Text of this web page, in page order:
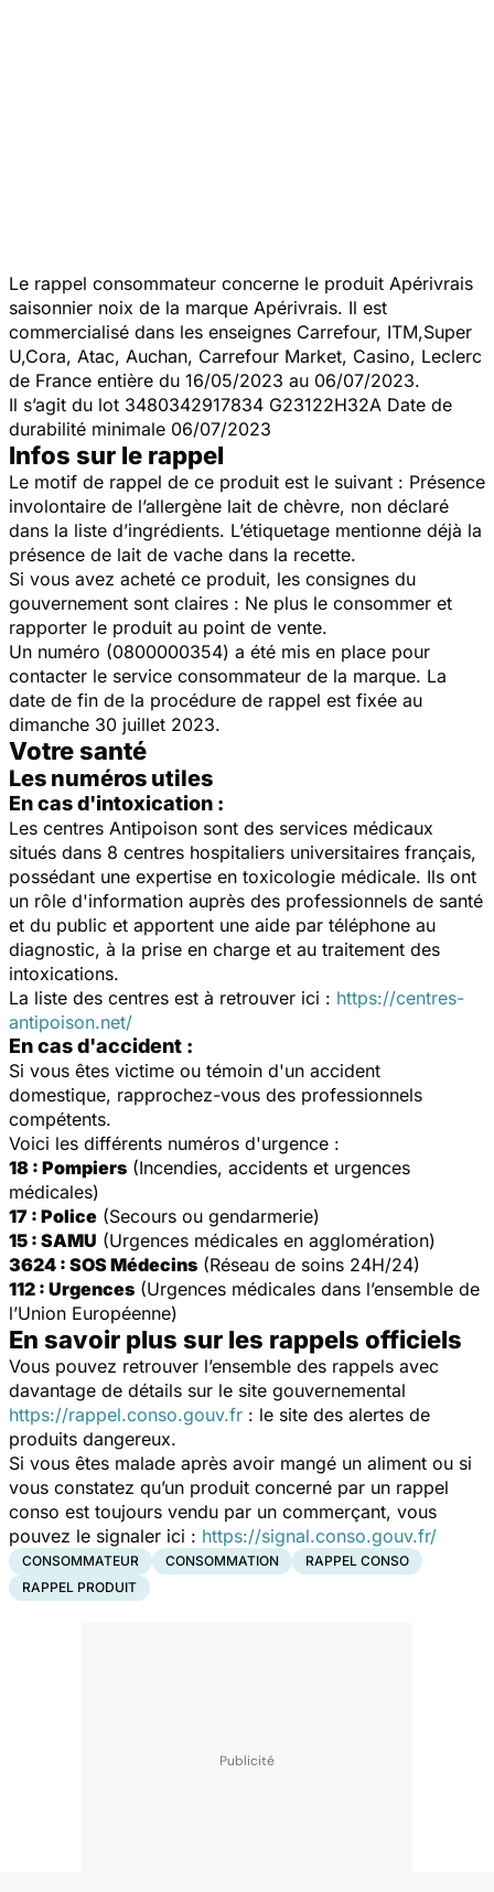
Le rappel consommateur concerne le produit Apérivrais
saisonnier noix de la marque Apérivrais. Il est
commercialisé dans les enseignes Carrefour, ITM,Super
U,Cora, Atac, Auchan, Carrefour Market, Casino, Leclerc
de France entière du 16/05/2023 au 06/07/2023.
Il s’agit du lot 3480342917834 G23122H32A Date de
durabilité minimale 06/07/2023
Infos sur le rappel
Le motif de rappel de ce produit est le suivant : Présence
involontaire de l’allergène lait de chèvre, non déclaré
dans la liste d’ingrédients. L’étiquetage mentionne déjà la
présence de lait de vache dans la recette.
Si vous avez acheté ce produit, les consignes du
gouvernement sont claires : Ne plus le consommer et
rapporter le produit au point de vente.
Un numéro (0800000354) a été mis en place pour
contacter le service consommateur de la marque. La
date de fin de la procédure de rappel est fixée au
dimanche 30 juillet 2023.
Votre santé
Les numéros utiles
En cas d'intoxication :
Les centres Antipoison sont des services médicaux
situés dans 8 centres hospitaliers universitaires français,
possédant une expertise en toxicologie médicale. Ils ont
un rôle d'information auprès des professionnels de santé
et du public et apportent une aide par téléphone au
diagnostic, à la prise en charge et au traitement des
intoxications.
La liste des centres est à retrouver ici : https://centres-
antipoison.net/
En cas d'accident :
Si vous êtes victime ou témoin d'un accident
domestique, rapprochez-vous des professionnels
compétents.
Voici les différents numéros d'urgence :
18 : Pompiers (Incendies, accidents et urgences
médicales)
17 : Police (Secours ou gendarmerie)
15 : SAMU (Urgences médicales en agglomération)
3624 : SOS Médecins (Réseau de soins 24H/24)
112 : Urgences (Urgences médicales dans l’ensemble de
l’Union Européenne)
En savoir plus sur les rappels officiels
Vous pouvez retrouver l’ensemble des rappels avec
davantage de détails sur le site gouvernemental
https://rappel.conso.gouv.fr : le site des alertes de
produits dangereux.
Si vous êtes malade après avoir mangé un aliment ou si
vous constatez qu’un produit concerné par un rappel
conso est toujours vendu par un commerçant, vous
pouvez le signaler ici : https://signal.conso.gouv.fr/
CONSOMMATEUR CONSOMMATION
RAPPEL CONSO
RAPPEL PRODUIT